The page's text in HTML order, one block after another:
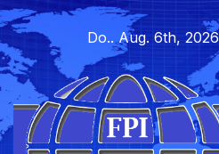
Skip
to
content
Do.. Aug. 6th, 2026